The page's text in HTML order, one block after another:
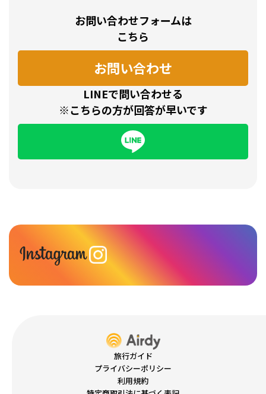
お問い合わせフォームは
こちら
お問い合わせ
LINEで問い合わせる
※こちらの方が回答が早いです
旅行ガイド
プライバシーポリシー
利用規約